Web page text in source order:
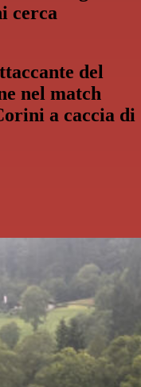
cerca
del
nel match
a caccia di